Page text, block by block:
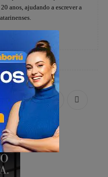
anos, ajudando a escrever a
WhatsApp